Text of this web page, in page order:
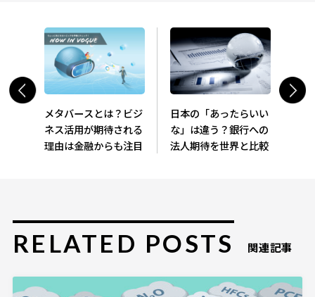
メタバースとは？ビジ
ネス活用が期待される
理由は金融からも注目
日本の「あったらいい
な」は違う？銀行への
法人期待を世界と比較
RELATED POSTS 関連記事